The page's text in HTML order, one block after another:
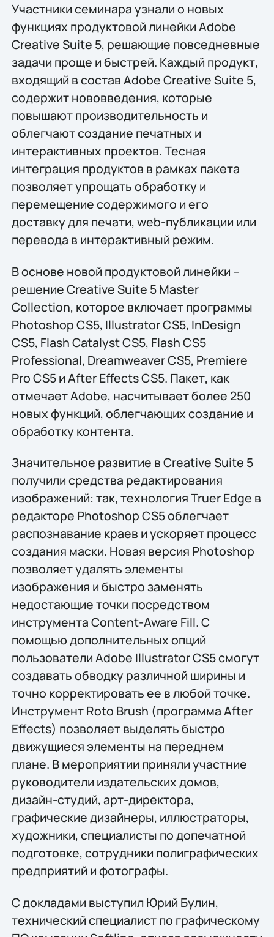
Участники семинара узнали о новых
функциях продуктовой линейки Adobe
Creative Suite 5, решающие повседневные
задачи проще и быстрей. Каждый продукт,
входящий в состав Adobe Creative Suite 5,
содержит нововведения, которые
повышают производительность и
облегчают создание печатных и
интерактивных проектов. Тесная
интеграция продуктов в рамках пакета
позволяет упрощать обработку и
перемещение содержимого и его
доставку для печати, web-публикации или
перевода в интерактивный режим.
В основе новой продуктовой линейки –
решение Creative Suite 5 Master
Collection, которое включает программы
Photoshop CS5, Illustrator CS5, InDesign
CS5, Flash Catalyst CS5, Flash CS5
Professional, Dreamweaver CS5, Premiere
Pro CS5 и After Effects CS5. Пакет, как
отмечает Adobe, насчитывает более 250
новых функций, облегчающих создание и
обработку контента.
Значительное развитие в Creative Suite 5
получили средства редактирования
изображений: так, технология Truer Edge в
редакторе Photoshop CS5 облегчает
распознавание краев и ускоряет процесс
создания маски. Новая версия Photoshop
позволяет удалять элементы
изображения и быстро заменять
недостающие точки посредством
инструмента Content-Aware Fill. С
помощью дополнительных опций
пользователи Adobe Illustrator CS5 смогут
создавать обводку различной ширины и
точно корректировать ее в любой точке.
Инструмент Roto Brush (программа After
Effects) позволяет выделять быстро
движущиеся элементы на переднем
плане. В мероприятии приняли участние
руководители издательских домов,
дизайн-студий, арт-директора,
графические дизайнеры, иллюстраторы,
художники, специалисты по допечатной
подготовке, сотрудники полиграфических
предприятий и фотографы.
С докладами выступил Юрий Булин,
технический специалист по графическому